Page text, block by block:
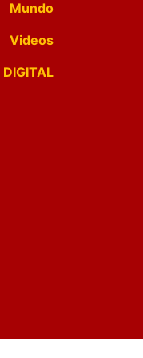
Mundo
Videos